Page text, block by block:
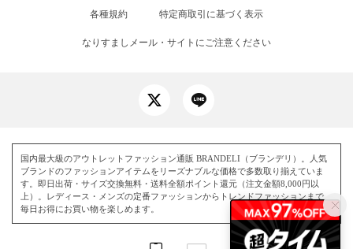
各種規約 特定商取引に基づく表示
なりすましメール・サイトにご注意ください
国内最大級のアウトレットファッション通販 BRANDELI（ブランデリ）。人気
ブランドのファッションアイテムをリーズナブルな価格で多数取り揃えていま
す。即日出荷・サイズ交換無料・送料全額ポイント還元（注文金額8,000円以
上）。レディース・メンズの定番ファッションからトレンドファッションまで、
毎日お得にお買い物を楽しめます。